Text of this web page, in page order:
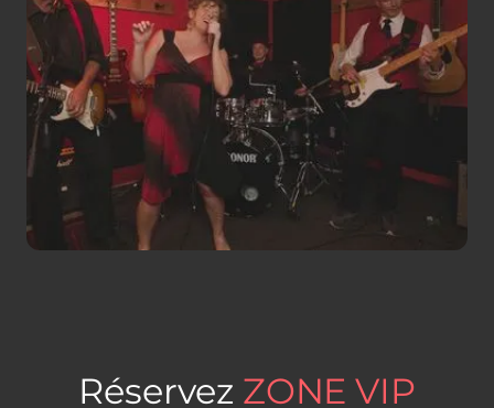
Réservez ZONE VIP